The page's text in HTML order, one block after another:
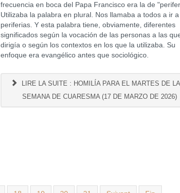
frecuencia en boca del Papa Francisco era la de
Utilizaba la palabra en plural. Nos llamaba a todos a ir
periferias. Y esta palabra tiene, obviamente, diferentes
significados según la vocación de las personas a las
dirigía o según los contextos en los que la utilizaba. Su
enfoque era evangélico antes que sociológico.
LIRE LA SUITE : HOMILÍA PARA EL MARTES DE
SEMANA DE CUARESMA (17 DE MARZO DE 2026)